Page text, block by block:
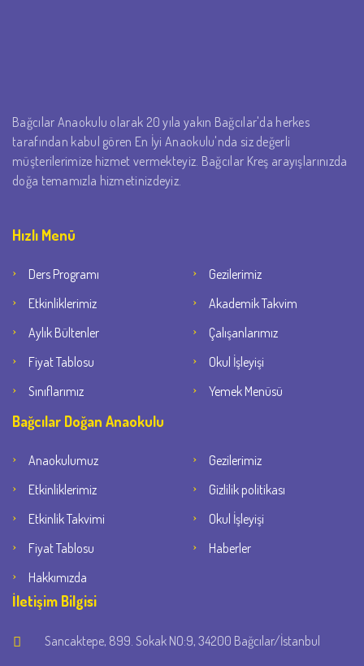
Bağcılar Anaokulu olarak 20 yıla yakın Bağcılar'da herkes
tarafından kabul gören En İyi Anaokulu'nda siz değerli
müşterilerimize hizmet vermekteyiz. Bağcılar Kreş arayışlarınızda
doğa temamızla hizmetinizdeyiz.
Hızlı Menü
Ders Programı
Gezilerimiz
Etkinliklerimiz
Akademik Takvim
Aylık Bültenler
Çalışanlarımız
Fiyat Tablosu
Okul İşleyişi
Sınıflarımız
Yemek Menüsü
Bağcılar Doğan Anaokulu
Anaokulumuz
Gezilerimiz
Etkinliklerimiz
Gizlilik politikası
Etkinlik Takvimi
Okul İşleyişi
Fiyat Tablosu
Haberler
Hakkımızda
İletişim Bilgisi
Sancaktepe, 899. Sokak NO:9, 34200 Bağcılar/İstanbul